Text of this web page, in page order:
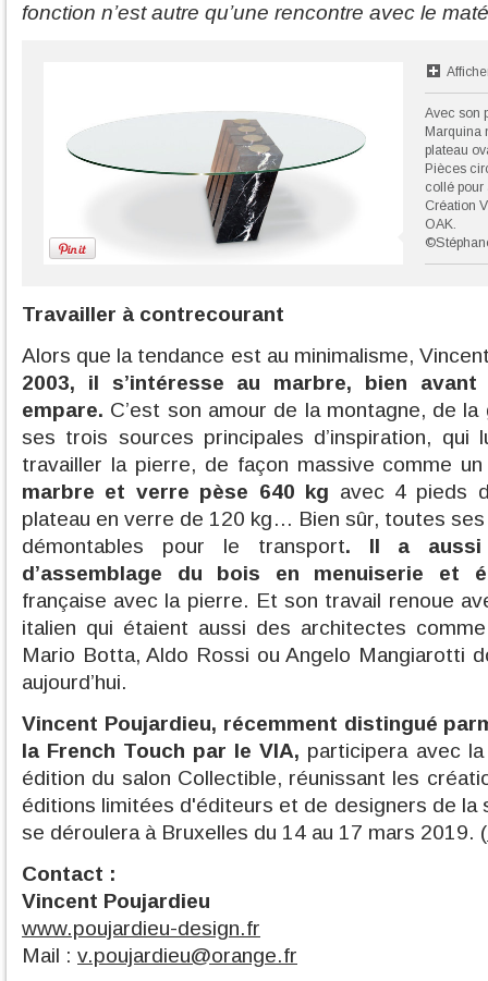
fonction n’est autre qu’une rencontre avec le
Avec son
Marquina
plateau
Pièces
collé pour
Création
OAK.
Travailler à contrecourant
Alors que la tendance est au minimalisme,
2003, il s’intéresse au marbre, bien avant
empare. C’est son amour de la montagne, de
ses trois sources principales d’inspiration, qui
travailler la pierre, de façon massive comme
marbre et verre pèse 640 kg avec 4 pieds
plateau en verre de 120 kg… Bien sûr, toutes
démontables pour le transport. Il a aussi
d’assemblage du bois en menuiserie et
française avec la pierre. Et son travail renoue
italien qui étaient aussi des architectes
Mario Botta, Aldo Rossi ou Angelo Mangiarotti
aujourd’hui.
Vincent Poujardieu, récemment distingué
la French Touch par le VIA, participera avec
édition du salon Collectible, réunissant les
éditions limitées d'éditeurs et de designers de la
se déroulera à Bruxelles du 14 au 17 mars 2019. (
Contact :
Vincent Poujardieu
www.poujardieu-design.fr
Mail : v.poujardieu@orange.fr